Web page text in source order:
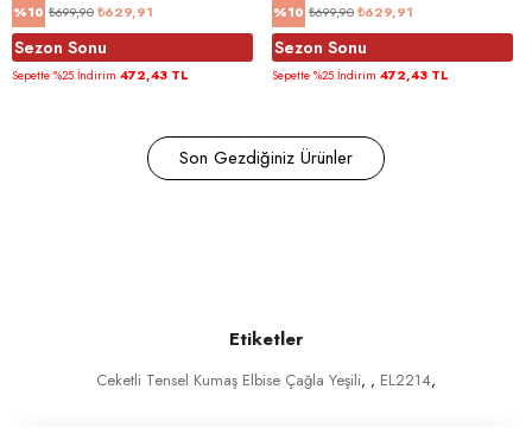
%10 ₺629,91
₺699,90
Sezon Sonu
Sepette %25 İndirim 472,43 TL
%10 ₺629,91
₺699,90
Sezon Sonu
Sepette %25 İndirim 472,43 TL
Son Gezdiğiniz Ürünler
Etiketler
Ceketli Tensel Kumaş Elbise Çağla Yeşili, , EL2214,